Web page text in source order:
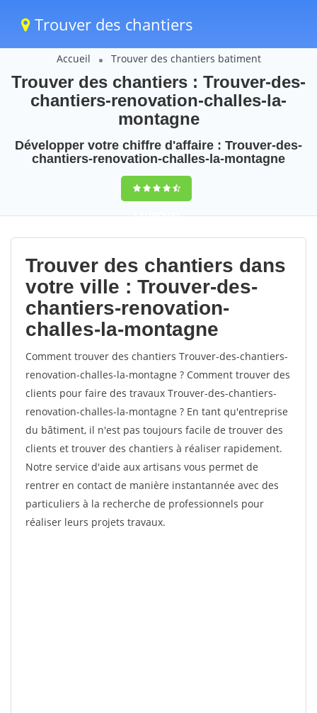
Trouver des chantiers
Accueil Trouver des chantiers batiment
Trouver des chantiers : Trouver-des-
chantiers-renovation-challes-la-
montagne
Développer votre chiffre d'affaire : Trouver-des-
chantiers-renovation-challes-la-montagne
9,5(100%)85
votes
Trouver des chantiers dans
votre ville : Trouver-des-
chantiers-renovation-
challes-la-montagne
Comment trouver des chantiers Trouver-des-chantiers-
renovation-challes-la-montagne ? Comment trouver des
clients pour faire des travaux Trouver-des-chantiers-
renovation-challes-la-montagne ? En tant qu'entreprise
du bâtiment, il n'est pas toujours facile de trouver des
clients et trouver des chantiers à réaliser rapidement.
Notre service d'aide aux artisans vous permet de
rentrer en contact de manière instantannée avec des
particuliers à la recherche de professionnels pour
réaliser leurs projets travaux.